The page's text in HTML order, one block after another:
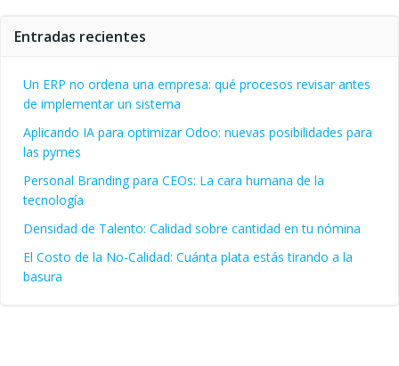
Entradas recientes
Un ERP no ordena una empresa: qué procesos revisar antes
de implementar un sistema
Aplicando IA para optimizar Odoo: nuevas posibilidades para
las pymes
Personal Branding para CEOs: La cara humana de la
tecnología
Densidad de Talento: Calidad sobre cantidad en tu nómina
El Costo de la No-Calidad: Cuánta plata estás tirando a la
basura